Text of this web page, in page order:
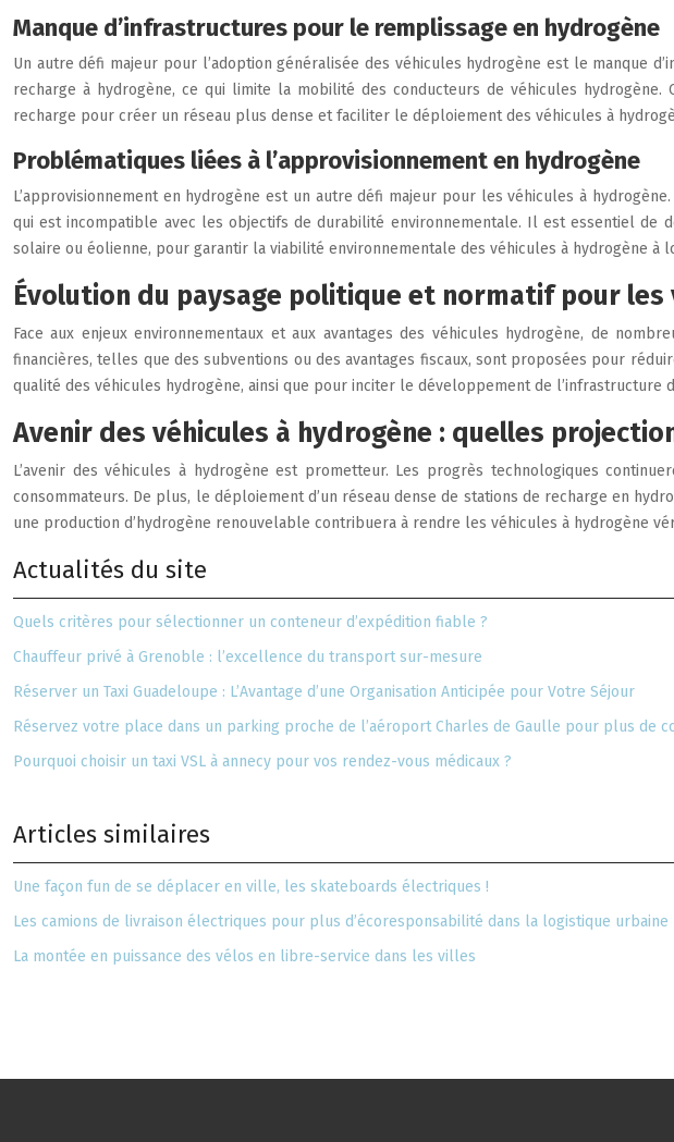
Manque d’infrastructures pour le remplissage en hydrogène
Un autre défi majeur pour l’adoption généralisée des véhicules hydrogène est le manque
recharge à hydrogène, ce qui limite la mobilité des conducteurs de véhicules
recharge pour créer un réseau plus dense et faciliter le déploiement des véhicules à
Problématiques liées à l’approvisionnement en hydrogène
L’approvisionnement en hydrogène est un autre défi majeur pour les véhicules à
qui est incompatible avec les objectifs de durabilité environnementale. Il est essentiel de
solaire ou éolienne, pour garantir la viabilité environnementale des véhicules à hydrogène à
Évolution du paysage politique et normatif pour les
Face aux enjeux environnementaux et aux avantages des véhicules hydrogène, de
financières, telles que des subventions ou des avantages fiscaux, sont proposées pour
qualité des véhicules hydrogène, ainsi que pour inciter le développement de l’infrastructure
Avenir des véhicules à hydrogène : quelles
L’avenir des véhicules à hydrogène est prometteur. Les progrès technologiques
consommateurs. De plus, le déploiement d’un réseau dense de stations de recharge en
une production d’hydrogène renouvelable contribuera à rendre les véhicules à hydrogène
Actualités du site
Quels critères pour sélectionner un conteneur d’expédition fiable ?
Chauffeur privé à Grenoble : l’excellence du transport sur-mesure
Réserver un Taxi Guadeloupe : L’Avantage d’une Organisation Anticipée pour Votre Séjour
Réservez votre place dans un parking proche de l’aéroport Charles de Gaulle pour plus de
Pourquoi choisir un taxi VSL à annecy pour vos rendez-vous médicaux ?
Articles similaires
Une façon fun de se déplacer en ville, les skateboards électriques !
Les camions de livraison électriques pour plus d’écoresponsabilité dans la logistique urbaine
La montée en puissance des vélos en libre-service dans les villes